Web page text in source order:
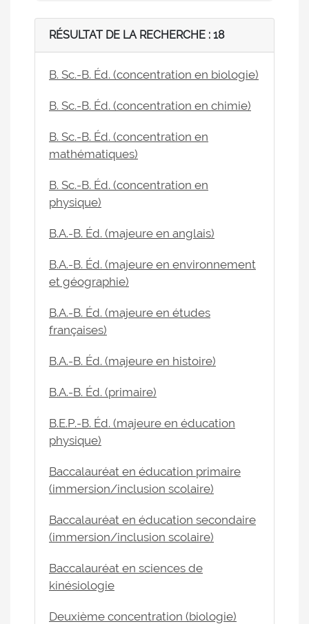
RÉSULTAT DE LA RECHERCHE : 18
B. Sc.-B. Éd. (concentration en biologie)
B. Sc.-B. Éd. (concentration en chimie)
B. Sc.-B. Éd. (concentration en
mathématiques)
B. Sc.-B. Éd. (concentration en
physique)
B.A.-B. Éd. (majeure en anglais)
B.A.-B. Éd. (majeure en environnement
et géographie)
B.A.-B. Éd. (majeure en études
françaises)
B.A.-B. Éd. (majeure en histoire)
B.A.-B. Éd. (primaire)
B.E.P.-B. Éd. (majeure en éducation
physique)
Baccalauréat en éducation primaire
(immersion/inclusion scolaire)
Baccalauréat en éducation secondaire
(immersion/inclusion scolaire)
Baccalauréat en sciences de
kinésiologie
Deuxième concentration (biologie)